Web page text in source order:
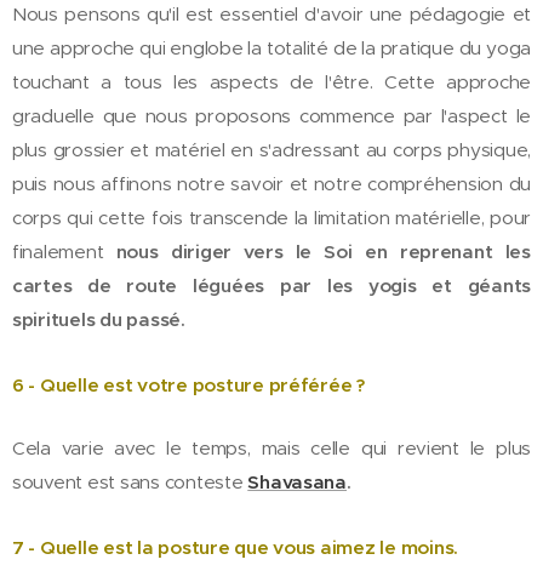
Nous pensons qu'il est essentiel d'avoir une pédagogie et
une approche qui englobe la totalité de la pratique du yoga
touchant a tous les aspects de l'être. Cette approche
graduelle que nous proposons commence par l'aspect le
plus grossier et matériel en s'adressant au corps physique,
puis nous affinons notre savoir et notre compréhension du
corps qui cette fois transcende la limitation matérielle, pour
finalement nous diriger vers le Soi en reprenant les
cartes de route léguées par les yogis et géants
spirituels du passé.
6 - Quelle est votre posture préférée ?
Cela varie avec le temps, mais celle qui revient le plus
souvent est sans contesteShavasana.
7 - Quelle est la posture que vous aimez le moins.